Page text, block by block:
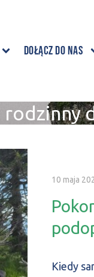
Dołącz do nas
rodzinny
10 maja
Kiedy